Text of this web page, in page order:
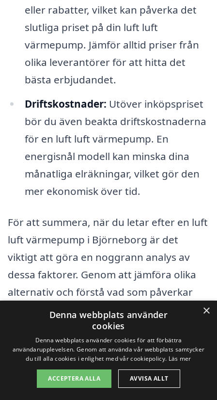
eller rabatter, vilket kan påverka det
slutliga priset på din luft luft
värmepump. Jämför alltid priser från
olika leverantörer för att hitta det
bästa erbjudandet.
Driftskostnader: Utöver inköpspriset
bör du även beakta driftskostnaderna
för en luft luft värmepump. En
energisnål modell kan minska dina
månatliga elräkningar, vilket gör den
mer ekonomisk över tid.
För att summera, när du letar efter en luft
luft värmepump i Björneborg är det
viktigt att göra en noggrann analys av
dessa faktorer. Genom att jämföra olika
alternativ och förstå vad som påverkar
priset kan du finna en lösning som både
passar din budget och dina behov. Besök
gärna vår plattform för att få tillbaka olika
offerter från lokala företag som kan
hjälpa dig med installationen av en luft
×
Denna webbplats använder
cookies
Denna webbplats använder cookies för att förbättra
användarupplevelsen. Genom att använda vår webbplats samtycker
du till alla cookies i enlighet med vår cookiepolicy. Läs mer
ACCEPTERA ALLA AVVISA ALLT